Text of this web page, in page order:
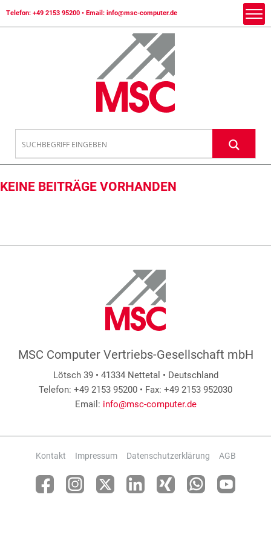
Telefon: +49 2153 95200 • Email: info@msc-computer.de
KEINE BEITRÄGE VORHANDEN
MSC Computer Vertriebs-Gesellschaft mbH
Lötsch 39 • 41334 Nettetal • Deutschland
Telefon: +49 2153 95200 • Fax: +49 2153 952030
Email: info@msc-computer.de
Kontakt Impressum Datenschutzerklärung AGB